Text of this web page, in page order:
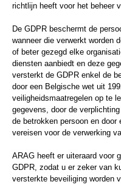
richtlijn heeft voor het beheer
De GDPR beschermt de
wanneer die verwerkt worden
of beter gezegd elke
diensten aanbiedt en deze
versterkt de GDPR enkel de
door een Belgische wet uit
veiligheidsmaatregelen op te
gegevens, door de
de betrokken persoon en
vereisen voor de verwerking
ARAG heeft er uiteraard voor
GDPR, zodat u er zeker van
versterkte beveiliging worden